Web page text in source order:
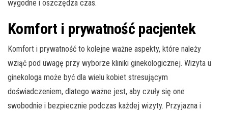
wygodne i oszczędza czas.
Komfort i prywatność pacjentek
Komfort i prywatność to kolejne ważne aspekty, które należy
wziąć pod uwagę przy wyborze kliniki ginekologicznej. Wizyta u
ginekologa może być dla wielu kobiet stresującym
doświadczeniem, dlatego ważne jest, aby czuły się one
swobodnie i bezpiecznie podczas każdej wizyty. Przyjazna i